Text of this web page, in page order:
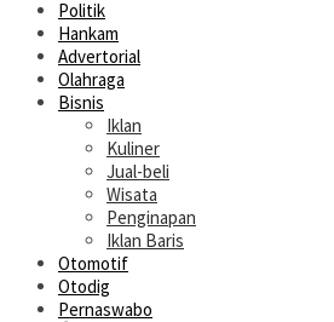
Politik
Hankam
Advertorial
Olahraga
Bisnis
Iklan
Kuliner
Jual-beli
Wisata
Penginapan
Iklan Baris
Otomotif
Otodig
Pernaswabo